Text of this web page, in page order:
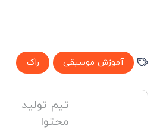
آموزش موسیقی راک
تیم تولید
محتوا